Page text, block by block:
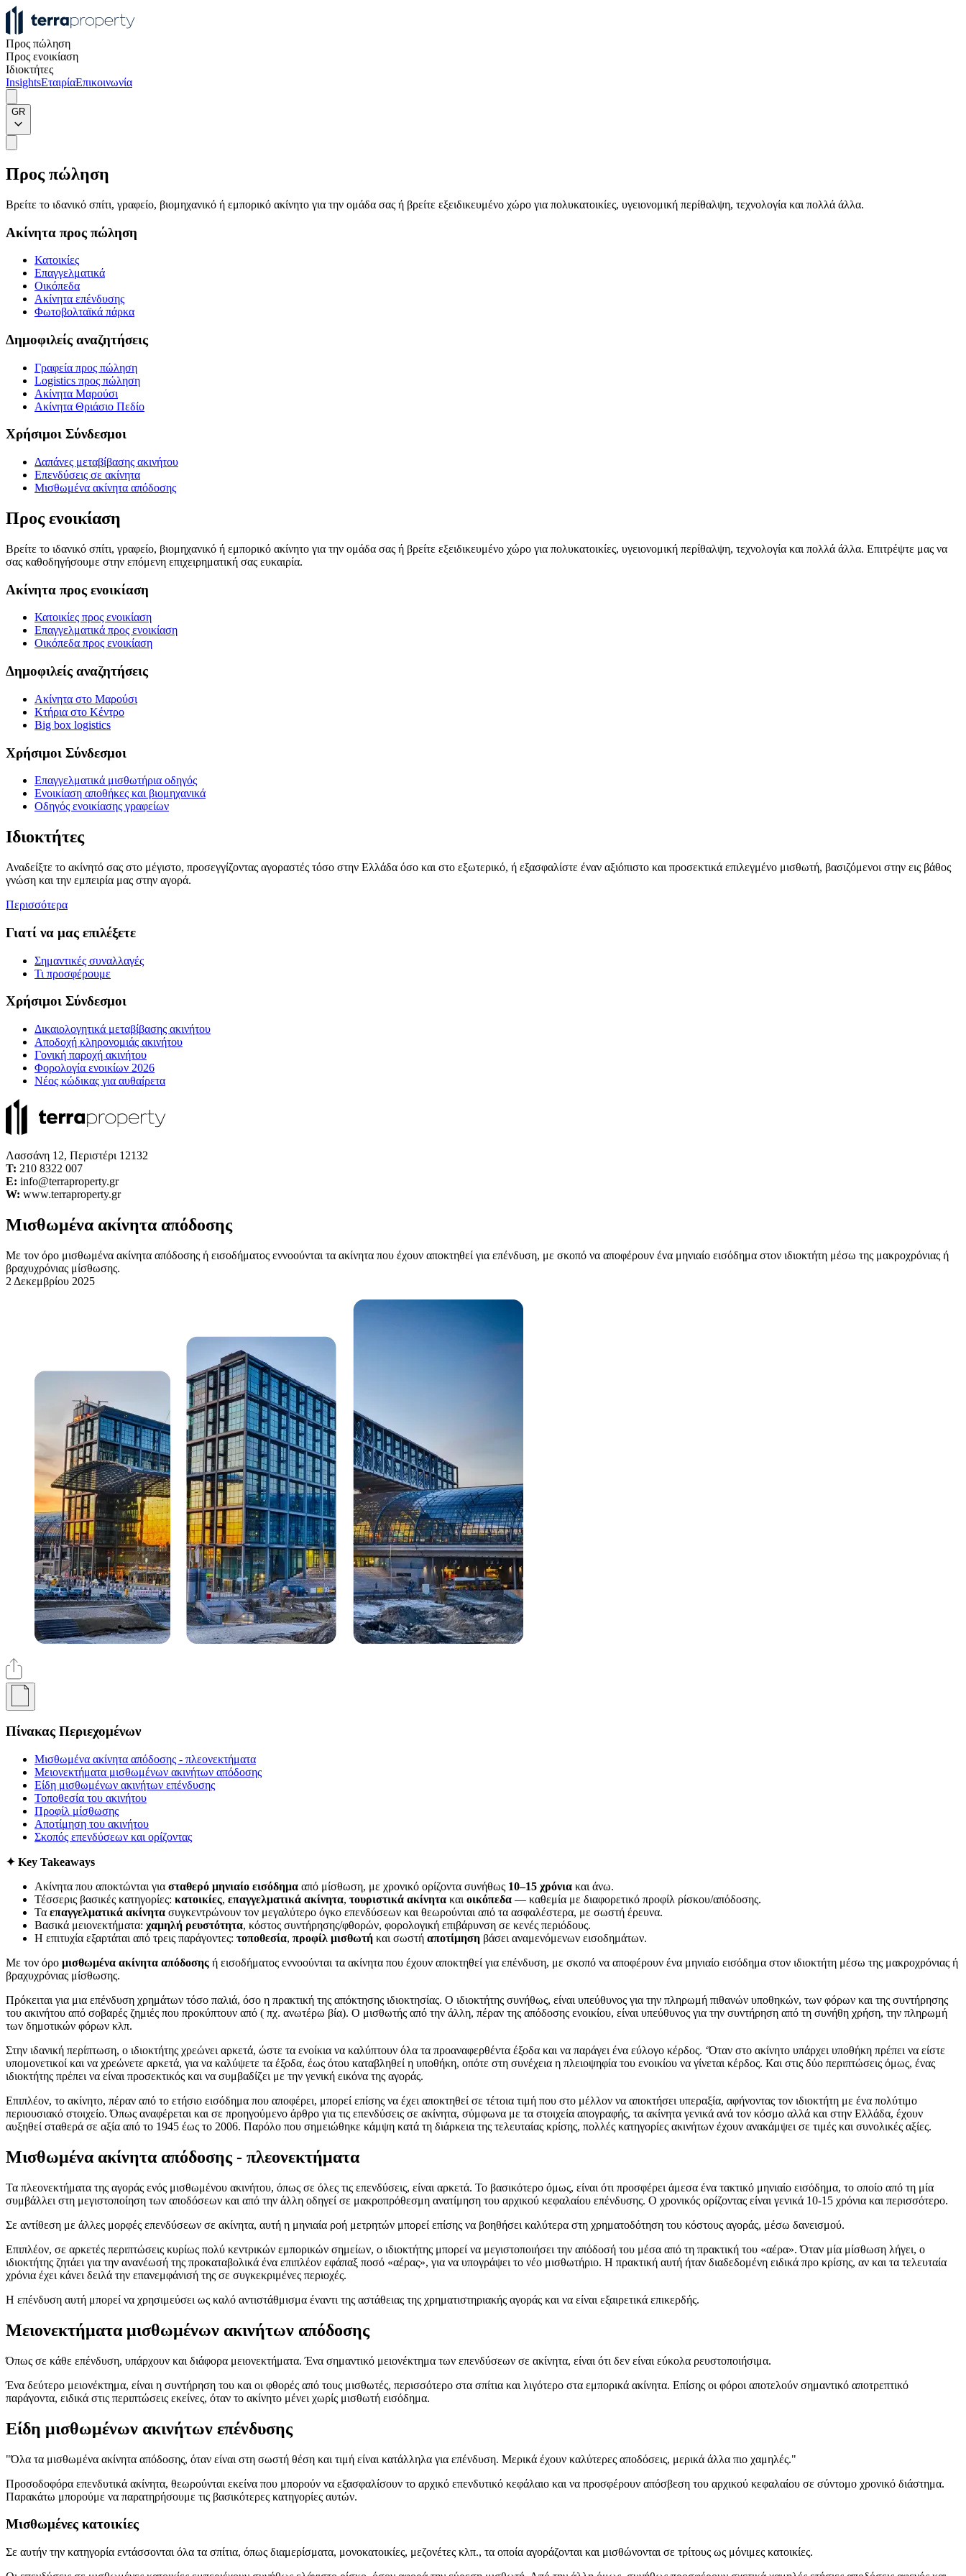
Προς πώληση
Προς ενοικίαση
Ιδιοκτήτες
InsightsΕταιρίαΕπικοινωνία
GR
Προς πώληση
Βρείτε το ιδανικό σπίτι, γραφείο, βιομηχανικό ή εμπορικό ακίνητο για την ομάδα σας ή βρείτε εξειδικευμένο χώρο για πολυκατοικίες, υγειονομική περίθαλψη, τεχνολογία και πολλά άλλα.
Ακίνητα προς πώληση
Κατοικίες
Επαγγελματικά
Οικόπεδα
Ακίνητα επένδυσης
Φωτοβολταϊκά πάρκα
Δημοφιλείς αναζητήσεις
Γραφεία προς πώληση
Logistics προς πώληση
Ακίνητα Μαρούσι
Ακίνητα Θριάσιο Πεδίο
Χρήσιμοι Σύνδεσμοι
Δαπάνες μεταβίβασης ακινήτου
Επενδύσεις σε ακίνητα
Μισθωμένα ακίνητα απόδοσης
Προς ενοικίαση
Βρείτε το ιδανικό σπίτι, γραφείο, βιομηχανικό ή εμπορικό ακίνητο για την ομάδα σας ή βρείτε εξειδικευμένο χώρο για πολυκατοικίες, υγειονομική περίθαλψη, τεχνολογία και πολλά άλλα. Επιτρέψτε μας να
σας καθοδηγήσουμε στην επόμενη επιχειρηματική σας ευκαιρία.
Ακίνητα προς ενοικίαση
Κατοικίες προς ενοικίαση
Επαγγελματικά προς ενοικίαση
Οικόπεδα προς ενοικίαση
Δημοφιλείς αναζητήσεις
Ακίνητα στο Μαρούσι
Κτήρια στο Κέντρο
Big box logistics
Χρήσιμοι Σύνδεσμοι
Επαγγελματικά μισθωτήρια οδηγός
Ενοικίαση αποθήκες και βιομηχανικά
Οδηγός ενοικίασης γραφείων
Ιδιοκτήτες
Αναδείξτε το ακίνητό σας στο μέγιστο, προσεγγίζοντας αγοραστές τόσο στην Ελλάδα όσο και στο εξωτερικό, ή εξασφαλίστε έναν αξιόπιστο και προσεκτικά επιλεγμένο μισθωτή, βασιζόμενοι στην εις βάθος
γνώση και την εμπειρία μας στην αγορά.
Περισσότερα
Γιατί να μας επιλέξετε
Σημαντικές συναλλαγές
Τι προσφέρουμε
Χρήσιμοι Σύνδεσμοι
Δικαιολογητικά μεταβίβασης ακινήτου
Αποδοχή κληρονομιάς ακινήτου
Γονική παροχή ακινήτου
Φορολογία ενοικίων 2026
Νέος κώδικας για αυθαίρετα
Λασσάνη 12, Περιστέρι 12132
Τ: 210 8322 007
E: info@terraproperty.gr
W: www.terraproperty.gr
Μισθωμένα ακίνητα απόδοσης
Με τον όρο μισθωμένα ακίνητα απόδοσης ή εισοδήματος εννοούνται τα ακίνητα που έχουν αποκτηθεί για επένδυση, με σκοπό να αποφέρουν ένα μηνιαίο εισόδημα στον ιδιοκτήτη μέσω της μακροχρόνιας ή
βραχυχρόνιας μίσθωσης.
2 Δεκεμβρίου 2025
Πίνακας Περιεχομένων
Μισθωμένα ακίνητα απόδοσης - πλεονεκτήματα
Μειονεκτήματα μισθωμένων ακινήτων απόδοσης
Είδη μισθωμένων ακινήτων επένδυσης
Τοποθεσία του ακινήτου
Προφίλ μίσθωσης
Αποτίμηση του ακινήτου
Σκοπός επενδύσεων και ορίζοντας
✦ Key Takeaways
Ακίνητα που αποκτώνται για σταθερό μηνιαίο εισόδημα από μίσθωση, με χρονικό ορίζοντα συνήθως 10–15 χρόνια και άνω.
Τέσσερις βασικές κατηγορίες: κατοικίες, επαγγελματικά ακίνητα, τουριστικά ακίνητα και οικόπεδα — καθεμία με διαφορετικό προφίλ ρίσκου/απόδοσης.
Τα επαγγελματικά ακίνητα συγκεντρώνουν τον μεγαλύτερο όγκο επενδύσεων και θεωρούνται από τα ασφαλέστερα, με σωστή έρευνα.
Βασικά μειονεκτήματα: χαμηλή ρευστότητα, κόστος συντήρησης/φθορών, φορολογική επιβάρυνση σε κενές περιόδους.
Η επιτυχία εξαρτάται από τρεις παράγοντες: τοποθεσία, προφίλ μισθωτή και σωστή αποτίμηση βάσει αναμενόμενων εισοδημάτων.
Με τον όρο μισθωμένα ακίνητα απόδοσης ή εισοδήματος εννοούνται τα ακίνητα που έχουν αποκτηθεί για επένδυση, με σκοπό να αποφέρουν ένα μηνιαίο εισόδημα στον ιδιοκτήτη μέσω της μακροχρόνιας ή
βραχυχρόνιας μίσθωσης.
Πρόκειται για μια επένδυση χρημάτων τόσο παλιά, όσο η πρακτική της απόκτησης ιδιοκτησίας. Ο ιδιοκτήτης συνήθως, είναι υπεύθυνος για την πληρωμή πιθανών υποθηκών, των φόρων και της συντήρησης
του ακινήτου από σοβαρές ζημιές που προκύπτουν από ( πχ. ανωτέρω βία). Ο μισθωτής από την άλλη, πέραν της απόδοσης ενοικίου, είναι υπεύθυνος για την συντήρηση από τη συνήθη χρήση, την πληρωμή
των δημοτικών φόρων κλπ.
Στην ιδανική περίπτωση, ο ιδιοκτήτης χρεώνει αρκετά, ώστε τα ενοίκια να καλύπτουν όλα τα προαναφερθέντα έξοδα και να παράγει ένα εύλογο κέρδος. ‘Όταν στο ακίνητο υπάρχει υποθήκη πρέπει να είστε
υπομονετικοί και να χρεώνετε αρκετά, για να καλύψετε τα έξοδα, έως ότου καταβληθεί η υποθήκη, οπότε στη συνέχεια η πλειοψηφία του ενοικίου να γίνεται κέρδος. Και στις δύο περιπτώσεις όμως, ένας
ιδιοκτήτης πρέπει να είναι προσεκτικός και να συμβαδίζει με την γενική εικόνα της αγοράς.
Επιπλέον, το ακίνητο, πέραν από το ετήσιο εισόδημα που αποφέρει, μπορεί επίσης να έχει αποκτηθεί σε τέτοια τιμή που στο μέλλον να αποκτήσει υπεραξία, αφήνοντας τον ιδιοκτήτη με ένα πολύτιμο
περιουσιακό στοιχείο. Όπως αναφέρεται και σε προηγούμενο άρθρο για τις επενδύσεις σε ακίνητα, σύμφωνα με τα στοιχεία απογραφής, τα ακίνητα γενικά ανά τον κόσμο αλλά και στην Ελλάδα, έχουν
αυξηθεί σταθερά σε αξία από το 1945 έως το 2006. Παρόλο που σημειώθηκε κάμψη κατά τη διάρκεια της τελευταίας κρίσης, πολλές κατηγορίες ακινήτων έχουν ανακάμψει σε τιμές και συνολικές αξίες.
Μισθωμένα ακίνητα απόδοσης - πλεονεκτήματα
Τα πλεονεκτήματα της αγοράς ενός μισθωμένου ακινήτου, όπως σε όλες τις επενδύσεις, είναι αρκετά. Το βασικότερο όμως, είναι ότι προσφέρει άμεσα ένα τακτικό μηνιαίο εισόδημα, το οποίο από τη μία
συμβάλλει στη μεγιστοποίηση των αποδόσεων και από την άλλη οδηγεί σε μακροπρόθεσμη ανατίμηση του αρχικού κεφαλαίου επένδυσης. Ο χρονικός ορίζοντας είναι γενικά 10-15 χρόνια και περισσότερο.
Σε αντίθεση με άλλες μορφές επενδύσεων σε ακίνητα, αυτή η μηνιαία ροή μετρητών μπορεί επίσης να βοηθήσει καλύτερα στη χρηματοδότηση του κόστους αγοράς, μέσω δανεισμού.
Επιπλέον, σε αρκετές περιπτώσεις κυρίως πολύ κεντρικών εμπορικών σημείων, ο ιδιοκτήτης μπορεί να μεγιστοποιήσει την απόδοσή του μέσα από τη πρακτική του «αέρα». Όταν μία μίσθωση λήγει, ο
ιδιοκτήτης ζητάει για την ανανέωσή της προκαταβολικά ένα επιπλέον εφάπαξ ποσό «αέρας», για να υπογράψει το νέο μισθωτήριο. Η πρακτική αυτή ήταν διαδεδομένη ειδικά προ κρίσης, αν και τα τελευταία
χρόνια έχει κάνει δειλά την επανεμφάνισή της σε συγκεκριμένες περιοχές.
Η επένδυση αυτή μπορεί να χρησιμεύσει ως καλό αντιστάθμισμα έναντι της αστάθειας της χρηματιστηριακής αγοράς και να είναι εξαιρετικά επικερδής.
Μειονεκτήματα μισθωμένων ακινήτων απόδοσης
Όπως σε κάθε επένδυση, υπάρχουν και διάφορα μειονεκτήματα. Ένα σημαντικό μειονέκτημα των επενδύσεων σε ακίνητα, είναι ότι δεν είναι εύκολα ρευστοποιήσιμα.
Ένα δεύτερο μειονέκτημα, είναι η συντήρηση του και οι φθορές από τους μισθωτές, περισσότερο στα σπίτια και λιγότερο στα εμπορικά ακίνητα. Επίσης οι φόροι αποτελούν σημαντικό αποτρεπτικό
παράγοντα, ειδικά στις περιπτώσεις εκείνες, όταν το ακίνητο μένει χωρίς μισθωτή εισόδημα.
Είδη μισθωμένων ακινήτων επένδυσης
"Όλα τα μισθωμένα ακίνητα απόδοσης, όταν είναι στη σωστή θέση και τιμή είναι κατάλληλα για επένδυση. Μερικά έχουν καλύτερες αποδόσεις, μερικά άλλα πιο χαμηλές."
Προσοδοφόρα επενδυτικά ακίνητα, θεωρούνται εκείνα που μπορούν να εξασφαλίσουν το αρχικό επενδυτικό κεφάλαιο και να προσφέρουν απόσβεση του αρχικού κεφαλαίου σε σύντομο χρονικό διάστημα.
Παρακάτω μπορούμε να παρατηρήσουμε τις βασικότερες κατηγορίες αυτών.
Μισθωμένες κατοικίες
Σε αυτήν την κατηγορία εντάσσονται όλα τα σπίτια, όπως διαμερίσματα, μονοκατοικίες, μεζονέτες κλπ., τα οποία αγοράζονται και μισθώνονται σε τρίτους ως μόνιμες κατοικίες.